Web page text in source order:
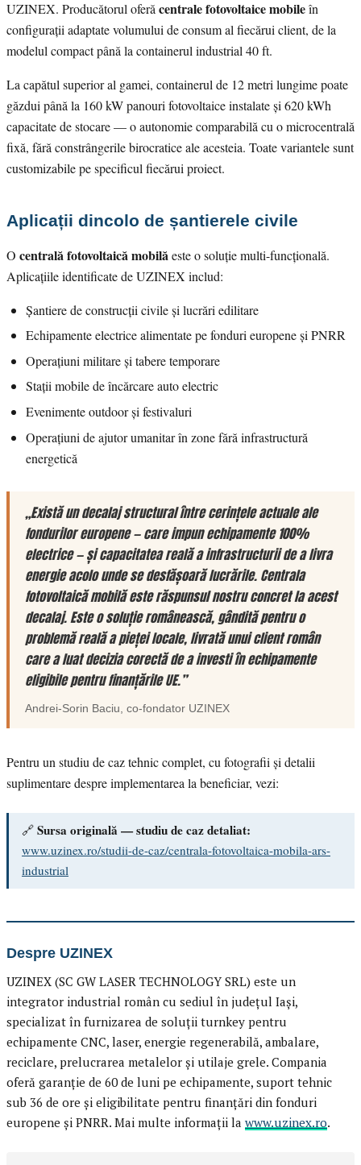
UZINEX. Producătorul oferă centrale fotovoltaice mobileîn
configurații adaptate volumului de consum al fiecărui client, de la
modelul compact până la containerul industrial 40 ft.
La capătul superior al gamei, containerul de 12 metri lungime poate
găzdui până la 160 kW panouri fotovoltaice instalate și 620 kWh
capacitate de stocare — o autonomie comparabilă cu o microcentrală
fixă, fără constrângerile birocratice ale acesteia. Toate variantele sunt
customizabile pe specificul fiecărui proiect.
Aplicații dincolo de șantierele civile
O centrală fotovoltaică mobilăeste o soluție multi-funcțională.
Aplicațiile identificate de UZINEX includ:
Șantiere de construcții civile și lucrări edilitare
Echipamente electrice alimentate pe fonduri europene și PNRR
Operațiuni militare și tabere temporare
Stații mobile de încărcare auto electric
Evenimente outdoor și festivaluri
Operațiuni de ajutor umanitar în zone fără infrastructură
energetică
„Există un decalaj structural între cerințele actuale ale
fondurilor europene — care impun echipamente 100%
electrice — și capacitatea reală a infrastructurii de a livra
energie acolo unde se desfășoară lucrările. Centrala
fotovoltaică mobilă este răspunsul nostru concret la acest
decalaj. Este o soluție românească, gândită pentru o
problemă reală a pieței locale, livrată unui client român
care a luat decizia corectă de a investi în echipamente
eligibile pentru finanțările UE.”
Andrei-Sorin Baciu, co-fondator UZINEX
Pentru un studiu de caz tehnic complet, cu fotografii și detalii
suplimentare despre implementarea la beneficiar, vezi:
🔗 Sursa originală — studiu de caz detaliat:
www.uzinex.ro/studii-de-caz/centrala-fotovoltaica-mobila-ars-
industrial
Despre UZINEX
UZINEX (SC GW LASER TECHNOLOGY SRL) este un
integrator industrial român cu sediul în județul Iași,
specializat în furnizarea de soluții turnkey pentru
echipamente CNC, laser, energie regenerabilă, ambalare,
reciclare, prelucrarea metalelor și utilaje grele. Compania
oferă garanție de 60 de luni pe echipamente, suport tehnic
sub 36 de ore și eligibilitate pentru finanțări din fonduri
europene și PNRR. Mai multe informații la www.uzinex.ro.